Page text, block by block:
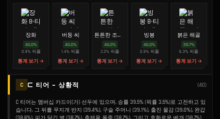
장화
40.0%
0.9% 픽률
통계 보기 →
버둥 씨
40.0%
1.4%픽률
통계 보기 →
튼튼한 조임쇠
40.0%
2.3% 픽률
통계 보기 →
빙봉
40.0%
0.9% 픽률
통계 보기 →
붉은 해골
39.7%
6.3%픽률
통계 보기 →
C C 티어 - 상황적 (40)
C 티어는 멤버십 카드이(가) 선두에 있으며, 승률 39.5% (픽률 3.5%)로 고전하고 있
습니다. 그 뒤를 무지개 반지 (39.4%), 구슬 주머니 (39.1%), 출진 물감 (39.0%), 완갑